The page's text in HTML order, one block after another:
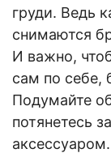
груди. Ведь
снимаются
И важно,
сам по себе,
Подумайте
потянетесь
аксессуаром.